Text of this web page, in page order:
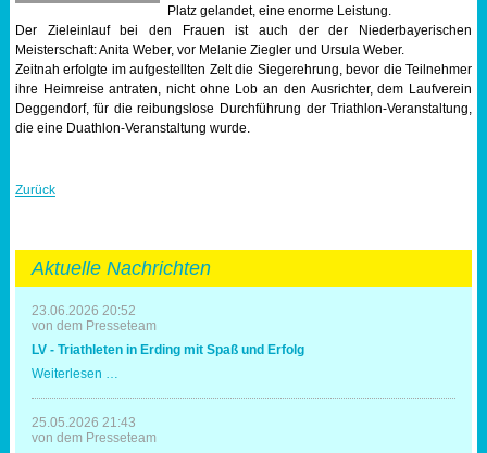
Platz gelandet, eine enorme Leistung.
Der Zieleinlauf bei den Frauen ist auch der der Niederbayerischen
Meisterschaft: Anita Weber, vor Melanie Ziegler und Ursula Weber.
Zeitnah erfolgte im aufgestellten Zelt die Siegerehrung, bevor die Teilnehmer
ihre Heimreise antraten, nicht ohne Lob an den Ausrichter, dem Laufverein
Deggendorf, für die reibungslose Durchführung der Triathlon-Veranstaltung,
die eine Duathlon-Veranstaltung wurde.
Zurück
Aktuelle Nachrichten
23.06.2026 20:52
von dem Presseteam
LV - Triathleten in Erding mit Spaß und Erfolg
Weiterlesen …
Triathleten
in
Erding
25.05.2026 21:43
von dem Presseteam